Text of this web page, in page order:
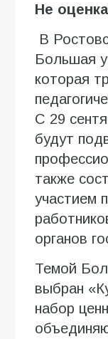
Не
В
Большая
которая
С 29
будут
также
участием
органов
Темой
выбран
набор